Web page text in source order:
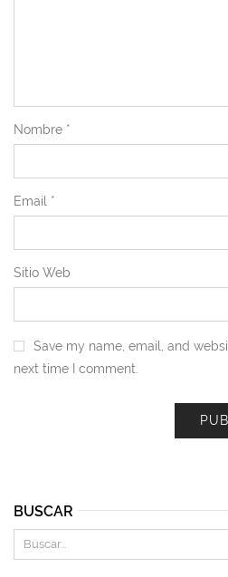
Nombre *
Email *
Sitio Web
Save my name, email, and
next time I comment.
BUSCAR